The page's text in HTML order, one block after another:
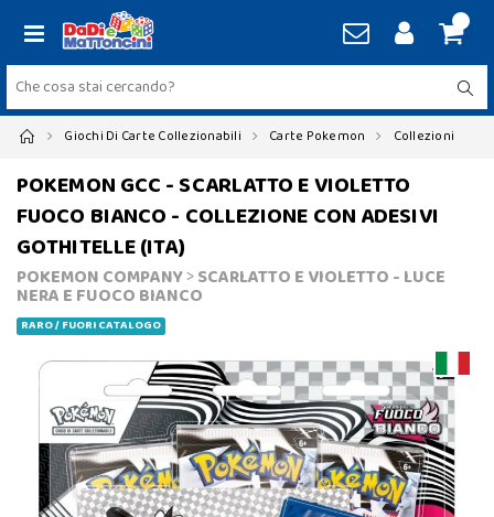
Giochi Di Carte Collezionabili Carte Pokemon Collezioni
POKEMON GCC - SCARLATTO E VIOLETTO
FUOCO BIANCO - COLLEZIONE CON ADESIVI
GOTHITELLE (ITA)
POKEMON COMPANY>SCARLATTO E VIOLETTO - LUCE
NERA E FUOCO BIANCO
RARO / FUORI CATALOGO